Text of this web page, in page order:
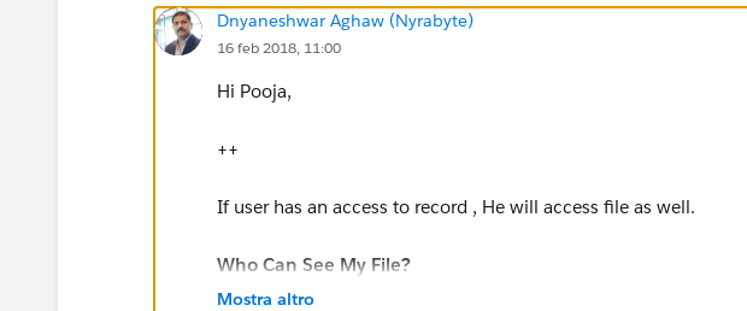
Dnyaneshwar Aghaw (Nyrabyte)
16 feb 2018, 11:00
Hi Pooja,
++
If user has an access to record , He will access file as well.
Who Can See My File?
Mostra altro